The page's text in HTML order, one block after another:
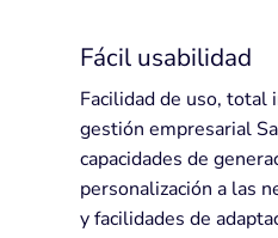
Fácil usabilidad
Facilidad de uso, total
gestión empresarial
capacidades de
personalización a las
y facilidades de